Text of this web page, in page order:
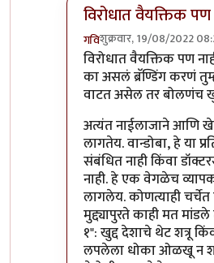
विरोधात वैयक्तिक पण
गविशुक्रवार, 19/08/2022
In reply toआमचं सोडा
विरोधात वैयक्तिक पण
का असलं ब्रॅण्डिंग करणं
वाटत असेल तर बोलणंच
अत्यंत नाईलाजाने आणि
लागतेय. वान्डोबा, हे या
संबंधित नाही किंवा
नाही. हे एक वेगळेच
लागलेय. कोणत्याही
मुद्द्यापुरते काही मत
१": खुद्द देशाचे थेट शत्रू
लपलेला धोका ओळखू न